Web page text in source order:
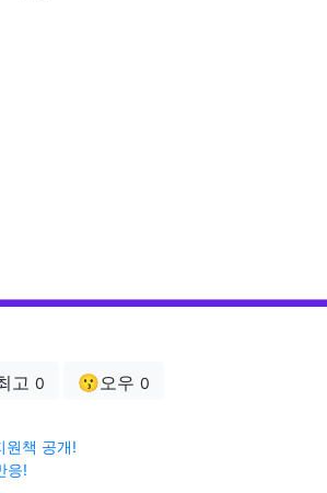
고 0 😗오우 0
원책 공개!
응!